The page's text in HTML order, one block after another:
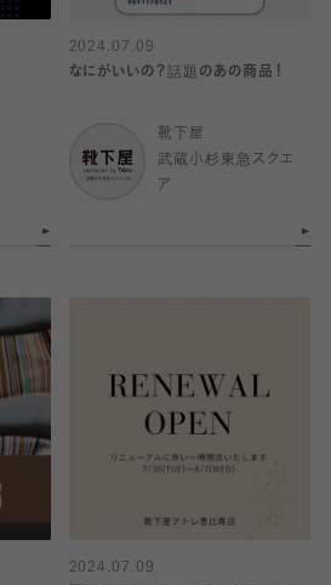
2024.07.09
なにがいいの？話題のあの商品！
靴下屋
武蔵小杉東急スクエ
ア
2024.07.09